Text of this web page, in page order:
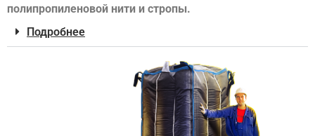
полипропиленовой нити и стропы.
Подробнее